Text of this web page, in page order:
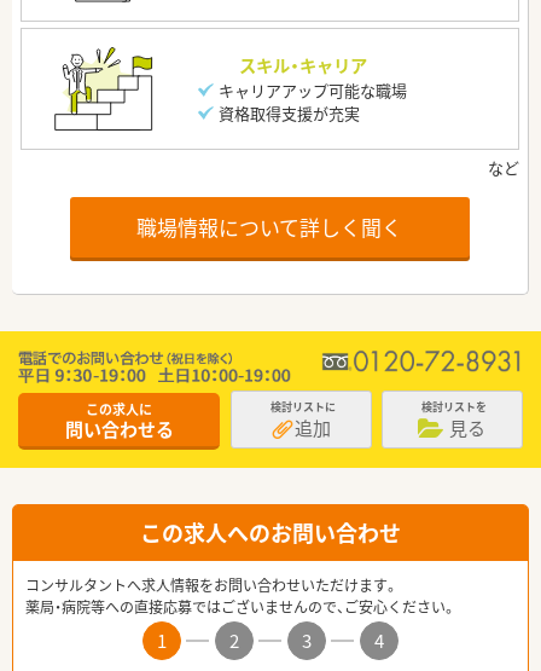
スキル・キャリア
キャリアアップ可能な職場
資格取得支援が充実
職場情報について詳しく聞く
この求人に
問い合わせる
検討リストに
追加
検討リストを
見る
この求人へのお問い合わせ
コンサルタントへ求人情報をお問い合わせいただけます。
薬局・病院等への直接応募ではございませんので、ご安心ください。
1 2 3
4